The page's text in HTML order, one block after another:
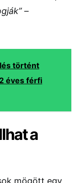
–
történt
éves férfi
a
mögött egy